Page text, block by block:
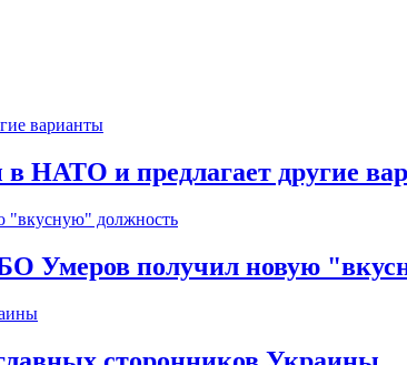
НАТО и предлагает другие
Умеров получил новую